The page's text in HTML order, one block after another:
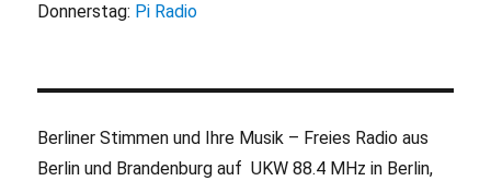
Donnerstag: Pi Radio
Berliner Stimmen und Ihre Musik – Freies Radio aus
Berlin und Brandenburg auf UKW 88.4 MHz in Berlin,